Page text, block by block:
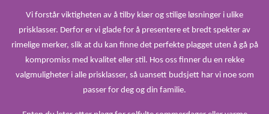
Vi forstår viktigheten av å tilby klær og stilige løsninger i ulike
prisklasser. Derfor er vi glade for å presentere et bredt spekter av
rimelige merker, slik at du kan finne det perfekte plagget uten å gå på
kompromiss med kvalitet eller stil. Hos oss finner du en rekke
valgmuligheter i alle prisklasser, så uansett budsjett har vi noe som
passer for deg og din familie.